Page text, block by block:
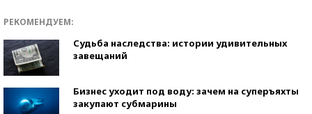
РЕКОМЕНДУЕМ:
Судьба наследства: истории удивительных
завещаний
Бизнес уходит под воду: зачем на суперъяхты
закупают субмарины